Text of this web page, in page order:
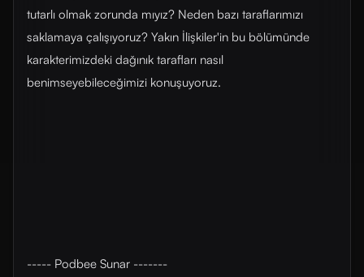
tutarlı olmak zorunda mıyız? Neden bazı taraflarımızı
saklamaya çalışıyoruz? Yakın İlişkiler'in bu bölümünde
karakterimizdeki dağınık tarafları nasıl
benimseyebileceğimizi konuşuyoruz.
----- Podbee Sunar -------